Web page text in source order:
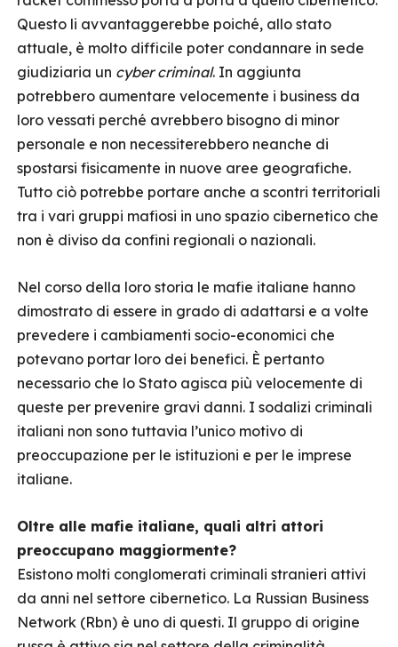
Questo li avvantaggerebbe poiché, allo stato
attuale, è molto difficile poter condannare in sede
giudiziaria un cyber criminal. In aggiunta
potrebbero aumentare velocemente i business da
loro vessati perché avrebbero bisogno di minor
personale e non necessiterebbero neanche di
spostarsi fisicamente in nuove aree geografiche.
Tutto ciò potrebbe portare anche a scontri territoriali
tra i vari gruppi mafiosi in uno spazio cibernetico che
non è diviso da confini regionali o nazionali.
Nel corso della loro storia le mafie italiane hanno
dimostrato di essere in grado di adattarsi e a volte
prevedere i cambiamenti socio-economici che
potevano portar loro dei benefici. È pertanto
necessario che lo Stato agisca più velocemente di
queste per prevenire gravi danni. I sodalizi criminali
italiani non sono tuttavia l’unico motivo di
preoccupazione per le istituzioni e per le imprese
italiane.
Oltre alle mafie italiane, quali altri attori
preoccupano maggiormente?
Esistono molti conglomerati criminali stranieri attivi
da anni nel settore cibernetico. La Russian Business
Network (Rbn) è uno di questi. Il gruppo di origine